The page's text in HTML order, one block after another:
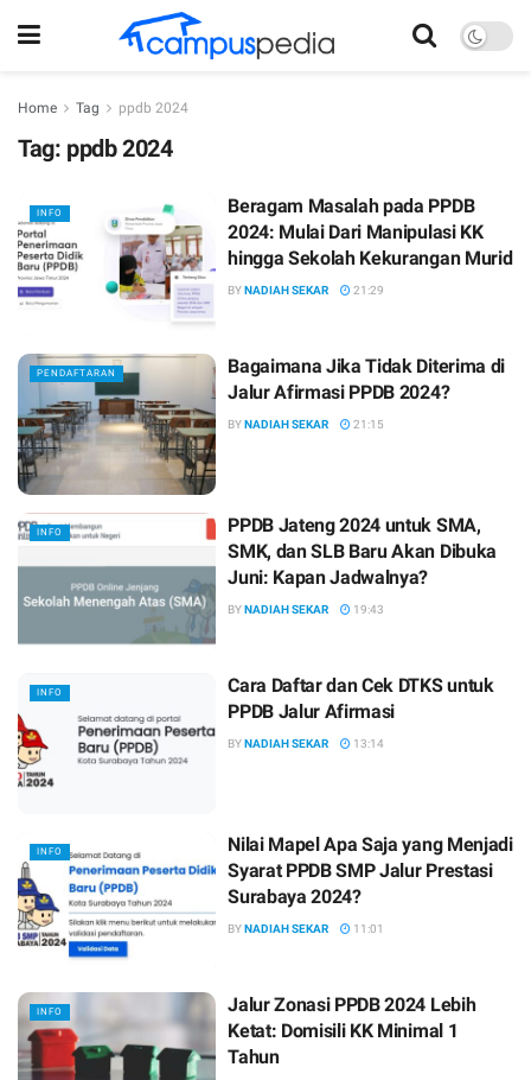
Home Tag ppdb 2024
Tag: ppdb 2024
INFO
Beragam Masalah pada PPDB
2024: Mulai Dari Manipulasi KK
hingga Sekolah Kekurangan Murid
BYNADIAH SEKAR 21:29
PENDAFTARAN
Bagaimana Jika Tidak Diterima di
Jalur Afirmasi PPDB 2024?
BYNADIAH SEKAR 21:15
INFO
PPDB Jateng 2024 untuk SMA,
SMK, dan SLB Baru Akan Dibuka
Juni: Kapan Jadwalnya?
BYNADIAH SEKAR 19:43
INFO
Cara Daftar dan Cek DTKS untuk
PPDB Jalur Afirmasi
BYNADIAH SEKAR 13:14
INFO
Nilai Mapel Apa Saja yang Menjadi
Syarat PPDB SMP Jalur Prestasi
Surabaya 2024?
BYNADIAH SEKAR 11:01
INFO
Jalur Zonasi PPDB 2024 Lebih
Ketat: Domisili KK Minimal 1
Tahun